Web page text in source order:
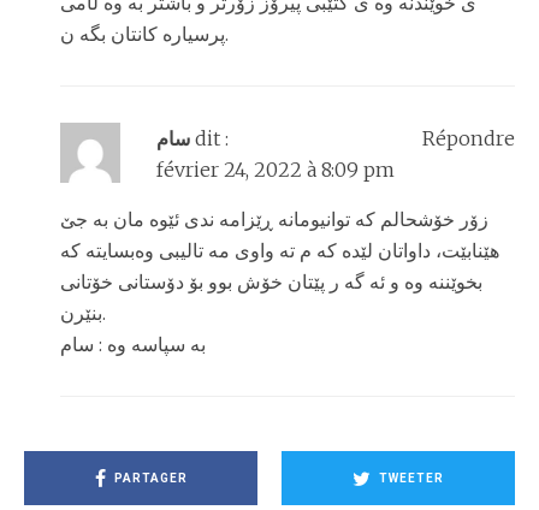
پرسیاره کانتان بگه ن.
سام dit :
février 24, 2022 à 8:09 pm
زۆر خۆشحالم که توانیومانه ڕێزامه ندی ئێوه مان به جێ
هێنابێت، داواتان لێده که م ته واوی مه تالیبی وەبسایته که
بخوێننه وه و ئه گه ر پێتان خۆش بوو بۆ دۆستانی خۆتانی
بنێرن.
به سپاسه وه : سام
Répondre
PARTAGER TWEETER